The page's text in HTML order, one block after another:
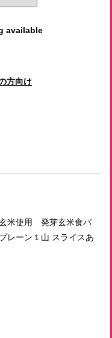
available
方向け
米使用 発芽玄米食パ
レーン１山 スライスあ